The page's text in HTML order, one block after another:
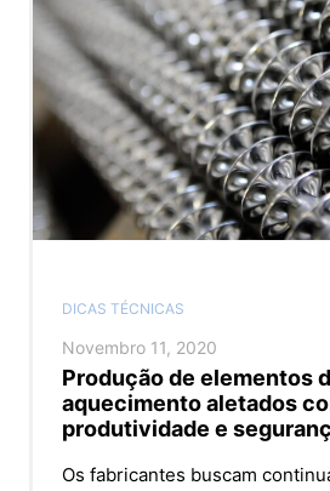
DICAS TÉCNICAS
Novembro 11, 2020
Produção de elementos
aquecimento aletados
produtividade e
Os fabricantes buscam